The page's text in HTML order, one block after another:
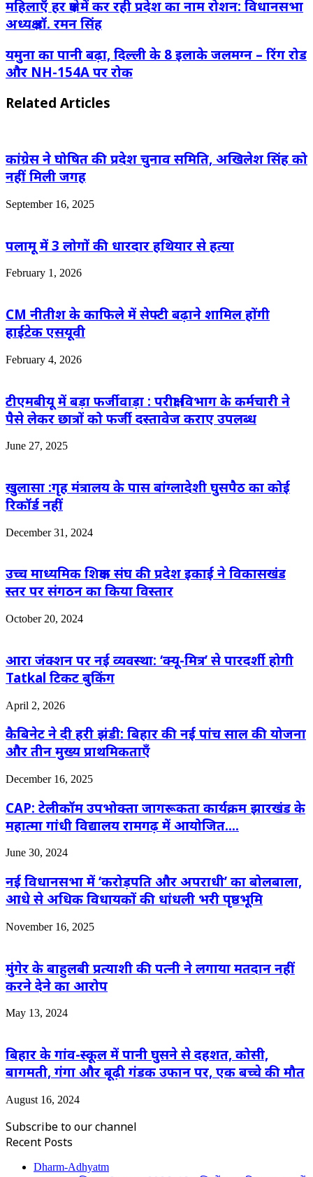
महिलाएँ हर क्षेत्र में कर रही प्रदेश का नाम रोशन: विधानसभा
अध्यक्ष डॉ. रमन सिंह
यमुना का पानी बढ़ा, दिल्ली के 8 इलाके जलमग्न – रिंग रोड
और NH-154A पर रोक
Related Articles
कांग्रेस ने घोषित की प्रदेश चुनाव समिति, अखिलेश सिंह को
नहीं मिली जगह
September 16, 2025
पलामू में 3 लोगों की धारदार हथियार से हत्या
February 1, 2026
CM नीतीश के काफिले में सेफ्टी बढ़ाने शामिल होंगी
हाईटेक एसयूवी
February 4, 2026
टीएमबीयू में बड़ा फर्जीवाड़ा : परीक्षा विभाग के कर्मचारी ने
पैसे लेकर छात्रों को फर्जी दस्तावेज कराए उपलब्ध
June 27, 2025
खुलासा :गृह मंत्रालय के पास बांग्लादेशी घुसपैठ का कोई
रिकॉर्ड नहीं
December 31, 2024
उच्च माध्यमिक शिक्षक संघ की प्रदेश इकाई ने विकासखंड
स्तर पर संगठन का किया विस्तार
October 20, 2024
आरा जंक्शन पर नई व्यवस्था: ‘क्यू-मित्र’ से पारदर्शी होगी
Tatkal टिकट बुकिंग
April 2, 2026
कैबिनेट ने दी हरी झंडी: बिहार की नई पांच साल की योजना
और तीन मुख्य प्राथमिकताएँ
December 16, 2025
CAP: टेलीकॉम उपभोक्ता जागरूकता कार्यक्रम झारखंड के
महात्मा गांधी विद्यालय रामगढ़ में आयोजित….
June 30, 2024
नई विधानसभा में ‘करोड़पति और अपराधी’ का बोलबाला,
आधे से अधिक विधायकों की धांधली भरी पृष्ठभूमि
November 16, 2025
मुंगेर के बाहुलबी प्रत्याशी की पत्नी ने लगाया मतदान नहीं
करने देने का आरोप
May 13, 2024
बिहार के गांव-स्कूल में पानी घुसने से दहशत, कोसी,
बागमती, गंगा और बूढ़ी गंडक उफान पर, एक बच्चे की मौत
August 16, 2024
Subscribe to our channel
Recent Posts
Dharm-Adhyatm